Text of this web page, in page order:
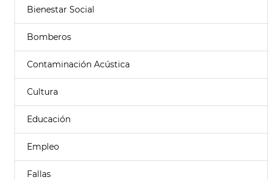
Bienestar Social
Bomberos
Contaminación Acústica
Cultura
Educación
Empleo
Fallas